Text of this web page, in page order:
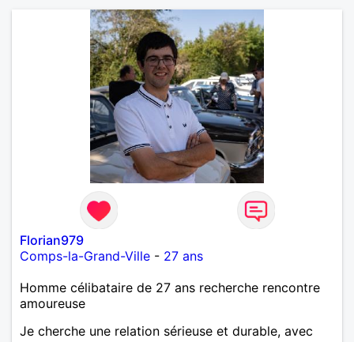
Florian979
Comps-la-Grand-Ville - 27 ans
Homme célibataire de 27 ans recherche rencontre
amoureuse
Je cherche une relation sérieuse et durable, avec